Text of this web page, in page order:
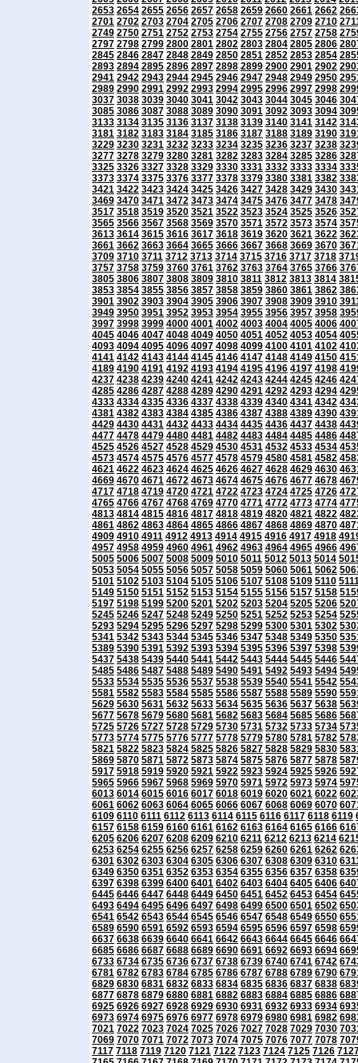
2653 2654 2655 2656 2657 2658 2659 2660 2661 2662
2701 2702 2703 2704 2705 2706 2707 2708 2709 2710
2749 2750 2751 2752 2753 2754 2755 2756 2757 2758
2797 2798 2799 2800 2801 2802 2803 2804 2805 2806
2845 2846 2847 2848 2849 2850 2851 2852 2853 2854
2893 2894 2895 2896 2897 2898 2899 2900 2901 2902
2941 2942 2943 2944 2945 2946 2947 2948 2949 2950
2989 2990 2991 2992 2993 2994 2995 2996 2997 2998
3037 3038 3039 3040 3041 3042 3043 3044 3045 3046
3085 3086 3087 3088 3089 3090 3091 3092 3093 3094
3133 3134 3135 3136 3137 3138 3139 3140 3141 3142
3181 3182 3183 3184 3185 3186 3187 3188 3189 3190
3229 3230 3231 3232 3233 3234 3235 3236 3237 3238
3277 3278 3279 3280 3281 3282 3283 3284 3285 3286
3325 3326 3327 3328 3329 3330 3331 3332 3333 3334
3373 3374 3375 3376 3377 3378 3379 3380 3381 3382
3421 3422 3423 3424 3425 3426 3427 3428 3429 3430
3469 3470 3471 3472 3473 3474 3475 3476 3477 3478
3517 3518 3519 3520 3521 3522 3523 3524 3525 3526
3565 3566 3567 3568 3569 3570 3571 3572 3573 3574
3613 3614 3615 3616 3617 3618 3619 3620 3621 3622
3661 3662 3663 3664 3665 3666 3667 3668 3669 3670
3709 3710 3711 3712 3713 3714 3715 3716 3717 3718
3757 3758 3759 3760 3761 3762 3763 3764 3765 3766
3805 3806 3807 3808 3809 3810 3811 3812 3813 3814
3853 3854 3855 3856 3857 3858 3859 3860 3861 3862
3901 3902 3903 3904 3905 3906 3907 3908 3909 3910
3949 3950 3951 3952 3953 3954 3955 3956 3957 3958
3997 3998 3999 4000 4001 4002 4003 4004 4005 4006
4045 4046 4047 4048 4049 4050 4051 4052 4053 4054
4093 4094 4095 4096 4097 4098 4099 4100 4101 4102
4141 4142 4143 4144 4145 4146 4147 4148 4149 4150
4189 4190 4191 4192 4193 4194 4195 4196 4197 4198
4237 4238 4239 4240 4241 4242 4243 4244 4245 4246
4285 4286 4287 4288 4289 4290 4291 4292 4293 4294
4333 4334 4335 4336 4337 4338 4339 4340 4341 4342
4381 4382 4383 4384 4385 4386 4387 4388 4389 4390
4429 4430 4431 4432 4433 4434 4435 4436 4437 4438
4477 4478 4479 4480 4481 4482 4483 4484 4485 4486
4525 4526 4527 4528 4529 4530 4531 4532 4533 4534
4573 4574 4575 4576 4577 4578 4579 4580 4581 4582
4621 4622 4623 4624 4625 4626 4627 4628 4629 4630
4669 4670 4671 4672 4673 4674 4675 4676 4677 4678
4717 4718 4719 4720 4721 4722 4723 4724 4725 4726
4765 4766 4767 4768 4769 4770 4771 4772 4773 4774
4813 4814 4815 4816 4817 4818 4819 4820 4821 4822
4861 4862 4863 4864 4865 4866 4867 4868 4869 4870
4909 4910 4911 4912 4913 4914 4915 4916 4917 4918
4957 4958 4959 4960 4961 4962 4963 4964 4965 4966
5005 5006 5007 5008 5009 5010 5011 5012 5013 5014
5053 5054 5055 5056 5057 5058 5059 5060 5061 5062
5101 5102 5103 5104 5105 5106 5107 5108 5109 5110
5149 5150 5151 5152 5153 5154 5155 5156 5157 5158
5197 5198 5199 5200 5201 5202 5203 5204 5205 5206
5245 5246 5247 5248 5249 5250 5251 5252 5253 5254
5293 5294 5295 5296 5297 5298 5299 5300 5301 5302
5341 5342 5343 5344 5345 5346 5347 5348 5349 5350
5389 5390 5391 5392 5393 5394 5395 5396 5397 5398
5437 5438 5439 5440 5441 5442 5443 5444 5445 5446
5485 5486 5487 5488 5489 5490 5491 5492 5493 5494
5533 5534 5535 5536 5537 5538 5539 5540 5541 5542
5581 5582 5583 5584 5585 5586 5587 5588 5589 5590
5629 5630 5631 5632 5633 5634 5635 5636 5637 5638
5677 5678 5679 5680 5681 5682 5683 5684 5685 5686
5725 5726 5727 5728 5729 5730 5731 5732 5733 5734
5773 5774 5775 5776 5777 5778 5779 5780 5781 5782
5821 5822 5823 5824 5825 5826 5827 5828 5829 5830
5869 5870 5871 5872 5873 5874 5875 5876 5877 5878
5917 5918 5919 5920 5921 5922 5923 5924 5925 5926
5965 5966 5967 5968 5969 5970 5971 5972 5973 5974
6013 6014 6015 6016 6017 6018 6019 6020 6021 6022
6061 6062 6063 6064 6065 6066 6067 6068 6069 6070
6109 6110 6111 6112 6113 6114 6115 6116 6117 6118 6119
6157 6158 6159 6160 6161 6162 6163 6164 6165 6166
6205 6206 6207 6208 6209 6210 6211 6212 6213 6214
6253 6254 6255 6256 6257 6258 6259 6260 6261 6262
6301 6302 6303 6304 6305 6306 6307 6308 6309 6310
6349 6350 6351 6352 6353 6354 6355 6356 6357 6358
6397 6398 6399 6400 6401 6402 6403 6404 6405 6406
6445 6446 6447 6448 6449 6450 6451 6452 6453 6454
6493 6494 6495 6496 6497 6498 6499 6500 6501 6502
6541 6542 6543 6544 6545 6546 6547 6548 6549 6550
6589 6590 6591 6592 6593 6594 6595 6596 6597 6598
6637 6638 6639 6640 6641 6642 6643 6644 6645 6646
6685 6686 6687 6688 6689 6690 6691 6692 6693 6694
6733 6734 6735 6736 6737 6738 6739 6740 6741 6742
6781 6782 6783 6784 6785 6786 6787 6788 6789 6790
6829 6830 6831 6832 6833 6834 6835 6836 6837 6838
6877 6878 6879 6880 6881 6882 6883 6884 6885 6886
6925 6926 6927 6928 6929 6930 6931 6932 6933 6934
6973 6974 6975 6976 6977 6978 6979 6980 6981 6982
7021 7022 7023 7024 7025 7026 7027 7028 7029 7030
7069 7070 7071 7072 7073 7074 7075 7076 7077 7078
7117 7118 7119 7120 7121 7122 7123 7124 7125 7126